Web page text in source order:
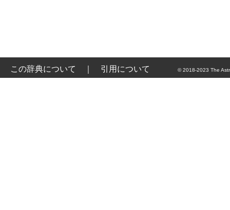
この辞典について 引用について © 2018-2023 The